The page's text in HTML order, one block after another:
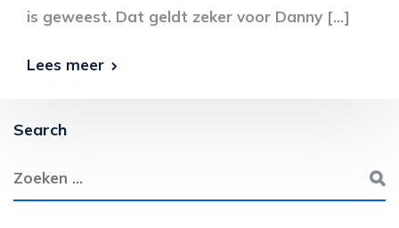
is geweest. Dat geldt zeker voor Danny […]
Lees meer
Search